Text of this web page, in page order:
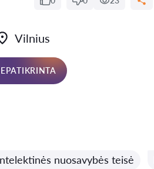
Vilnius
nuosavybės teisė